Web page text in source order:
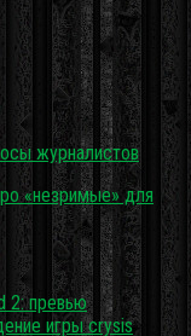
журналистов
«незримые» для
2: превью
игры crysis